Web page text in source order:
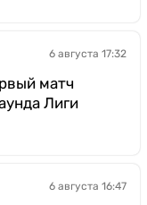
6 августа 17:32
матч
Лиги
6 августа 16:47